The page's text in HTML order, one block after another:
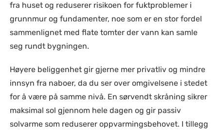
fra huset og reduserer risikoen for fuktproblemer i
grunnmur og fundamenter, noe som er en stor fordel
sammenlignet med flate tomter der vann kan samle
seg rundt bygningen.
Høyere beliggenhet gir gjerne mer privatliv og mindre
innsyn fra naboer, da du ser over omgivelsene i stedet
for å være på samme nivå. En sørvendt skråning sikrer
maksimal sol gjennom hele dagen og gir passiv
solvarme som reduserer oppvarmingsbehovet. I tillegg